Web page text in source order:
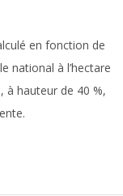
en fonction de
national à l’hectare
à hauteur de 40 %,